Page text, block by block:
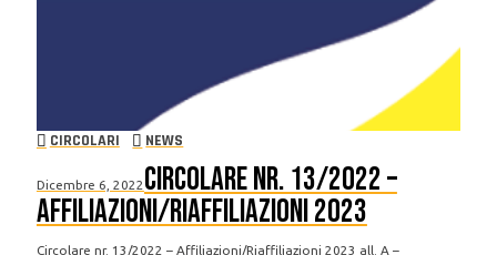
CIRCOLARI NEWS
Dicembre 6, 2022Circolare nr. 13/2022 –
Affiliazioni/Riaffiliazioni 2023
Circolare nr. 13/2022 – Affiliazioni/Riaffiliazioni 2023 all. A –